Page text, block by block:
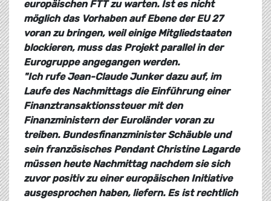
europäischen FTT zu warten. Ist es nicht
möglich das Vorhaben auf Ebene der EU 27
voran zu bringen, weil einige Mitgliedstaaten
blockieren, muss das Projekt parallel in der
Eurogruppe angegangen werden.
"Ich rufe Jean-Claude Junker dazu auf, im
Laufe des Nachmittags die Einführung einer
Finanztransaktionssteuer mit den
Finanzministern der Euroländer voran zu
treiben. Bundesfinanzminister Schäuble und
sein französisches Pendant Christine Lagarde
müssen heute Nachmittag nachdem sie sich
zuvor positiv zu einer europäischen Initiative
ausgesprochen haben, liefern. Es ist rechtlich